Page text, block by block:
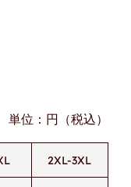
単位：円（税込）
2XL-3XL